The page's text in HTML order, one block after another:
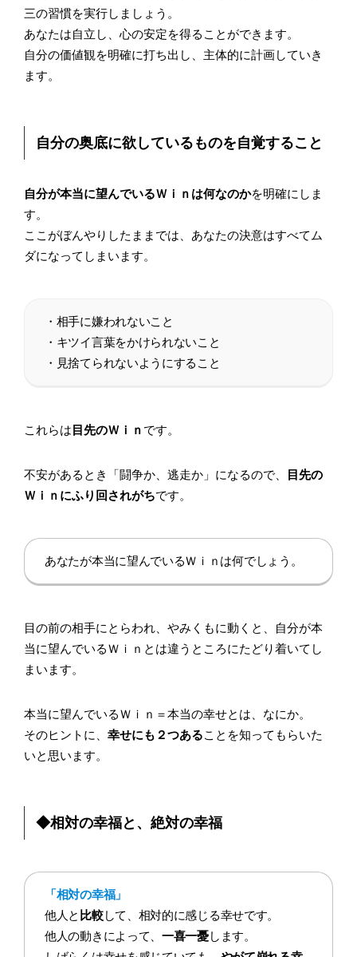
三の習慣を実行しましょう。
あなたは自立し、心の安定を得ることができます。
自分の価値観を明確に打ち出し、主体的に計画していき
ます。
自分の奥底に欲しているものを自覚すること
自分が本当に望んでいるＷｉｎは何なのかを明確にしま
す。
ここがぼんやりしたままでは、あなたの決意はすべてム
ダになってしまいます。
・相手に嫌われないこと
・キツイ言葉をかけられないこと
・見捨てられないようにすること
これらは 目先のＷｉｎ です。
不安があるとき「闘争か、逃走か」になるので、
目先の
Ｗｉｎにふり回されがちです。
あなたが本当に望んでいるＷｉｎは何でしょう。
目の前の相手にとらわれ、やみくもに動くと、自分が本
当に望んでいるＷｉｎとは違うところにたどり着いてし
まいます。
本当に望んでいるＷｉｎ＝本当の幸せとは、なにか。
そのヒントに、 幸せにも２つあることを知ってもらいた
いと思います。
◆相対の幸福と、絶対の幸福
「相対の幸福」
他人と 比較して、相対的に感じる幸せです。
他人の動きによって、 一喜一憂します。